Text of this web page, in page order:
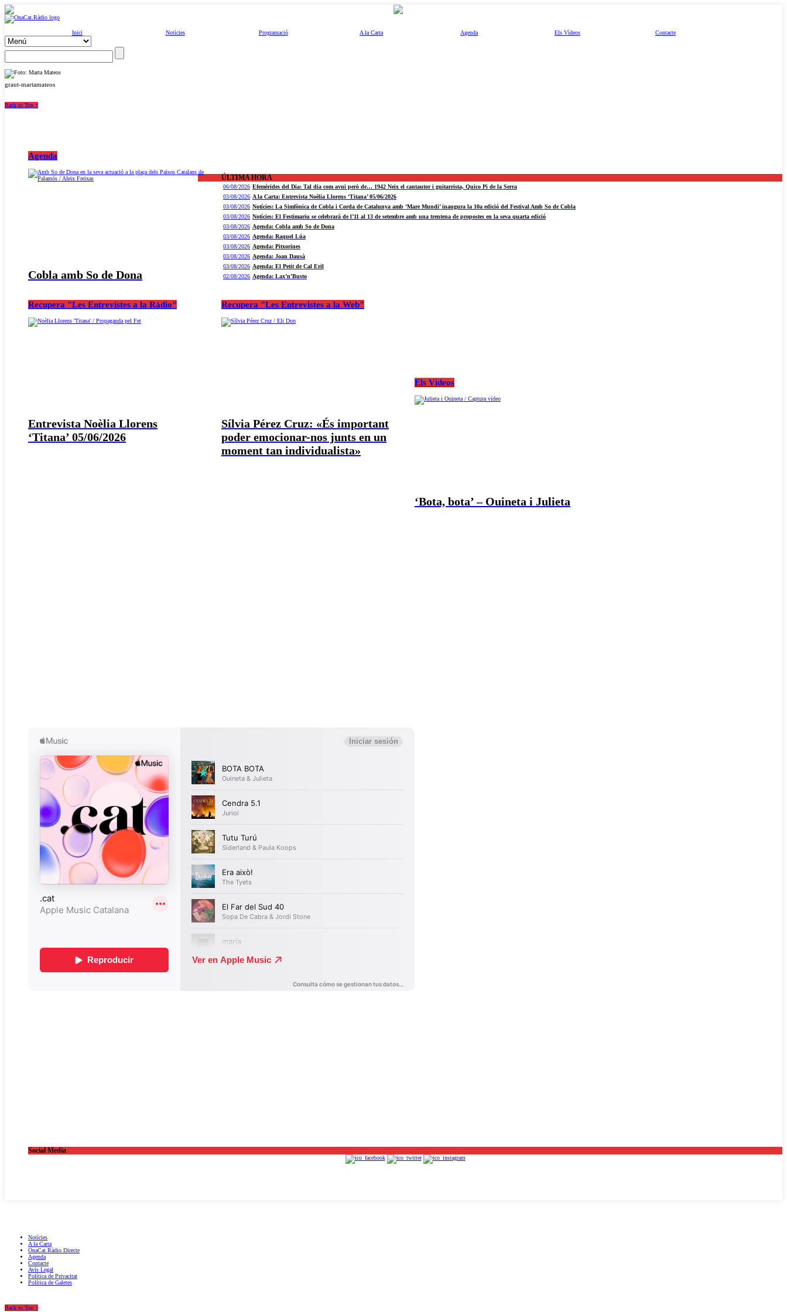
Inici Notícies Programació A la Carta Agenda Els Vídeos Contacte
graut-martamateos
Back to Top ↑
Agenda
Cobla amb So de Dona
ÚLTIMA HORA
06/08/2026 Efemèrides del Dia: Tal dia com avui però de… 1942 Neix el cantautor i guitarrista, Quico Pi de la Serra
03/08/2026 A la Carta: Entrevista Noèlia Llorens ‘Titana’ 05/06/2026
03/08/2026 Notícies: La Simfònica de Cobla i Corda de Catalunya amb ‘Mare Mundi’ inaugura la 10a edició del Festival Amb So de Cobla
03/08/2026 Notícies: El Festimariu se celebrarà de l’11 al 13 de setembre amb una trentena de propostes en la seva quarta edició
03/08/2026 Agenda: Cobla amb So de Dona
03/08/2026 Agenda: Raquel Lúa
03/08/2026 Agenda: Pitxorines
03/08/2026 Agenda: Joan Dausà
03/08/2026 Agenda: El Petit de Cal Eril
02/08/2026 Agenda: Lax’n’Busto
Recupera "Les Entrevistes a la Ràdio"
Entrevista Noèlia Llorens
‘Titana’ 05/06/2026
Recupera "Les Entrevistes a la Web"
Sílvia Pérez Cruz: «És important
poder emocionar-nos junts en un
moment tan individualista»
Els Vídeos
‘Bota, bota’ – Ouineta i Julieta
Social Media
Notícies
A la Carta
OnaCat.Ràdio Directe
Agenda
Contacte
Avís Legal
Política de Privacitat
Política de Galetes
Back to Top ↑